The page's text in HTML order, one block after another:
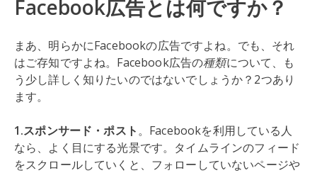
Facebook広告とは何ですか？
まあ、明らかにFacebookの広告ですよね。でも、それ
はご存知ですよね。Facebook広告の種類について、も
う少し詳しく知りたいのではないでしょうか？2つあり
ます。
1.スポンサード・ポスト。Facebookを利用している人
なら、よく目にする光景です。タイムラインのフィード
をスクロールしていくと、フォローしていないページや